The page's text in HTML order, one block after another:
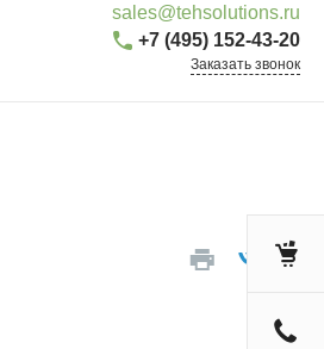
sales@tehsolutions.ru
+7 (495) 152-43-20
Заказать звонок